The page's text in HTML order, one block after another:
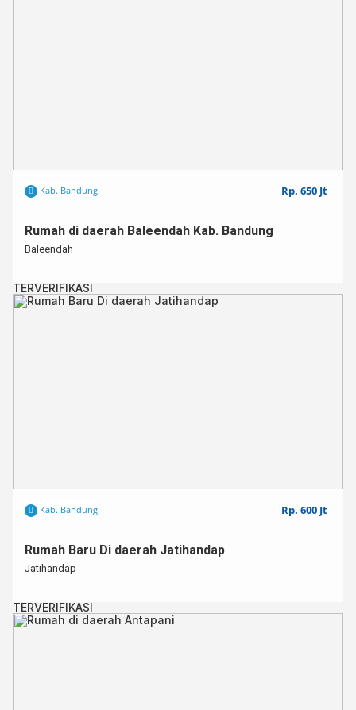
Kab. Bandung Rp. 650 Jt
Rumah di daerah Baleendah Kab. Bandung
Baleendah
TERVERIFIKASI
Kab. Bandung Rp. 600 Jt
Rumah Baru Di daerah Jatihandap
Jatihandap
TERVERIFIKASI